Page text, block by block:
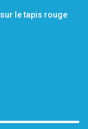
sur le tapis rouge